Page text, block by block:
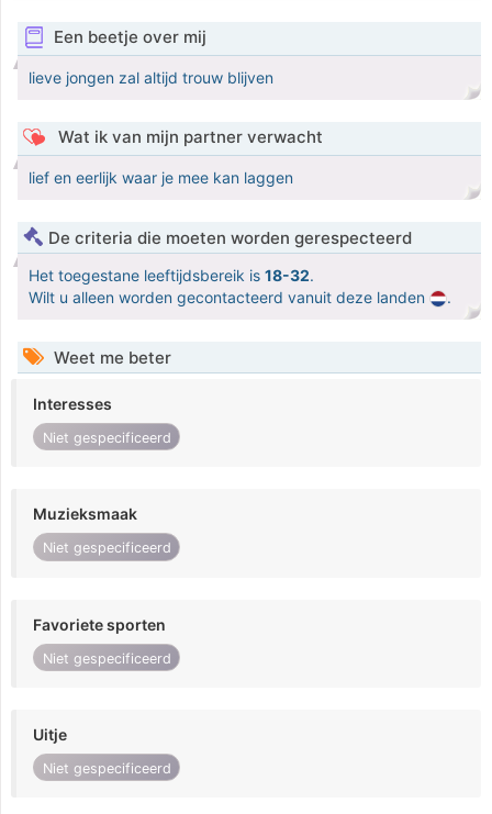
Een beetje over mij
lieve jongen zal altijd trouw blijven
Wat ik van mijn partner verwacht
lief en eerlijk waar je mee kan laggen
De criteria die moeten worden gerespecteerd
Het toegestane leeftijdsbereik is 18-32.
Wilt u alleen worden gecontacteerd vanuit deze landen
.
Weet me beter
Interesses
Niet gespecificeerd
Muzieksmaak
Niet gespecificeerd
Favoriete sporten
Niet gespecificeerd
Uitje
Niet gespecificeerd